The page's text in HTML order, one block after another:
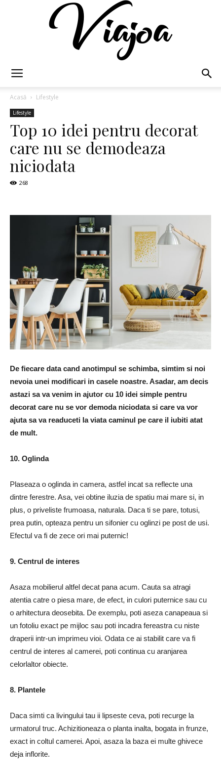
Acasă Lifestyle
Lifestyle
Top 10 idei pentru decorat
care nu se demodeaza
niciodata
268
De fiecare data cand anotimpul se schimba, simtim si noi
nevoia unei modificari in casele noastre. Asadar, am decis
astazi sa va venim in ajutor cu 10 idei simple pentru
decorat care nu se vor demoda niciodata si care va vor
ajuta sa va readuceti la viata caminul pe care il iubiti atat
de mult.
10. Oglinda
Plaseaza o oglinda in camera, astfel incat sa reflecte una
dintre ferestre. Asa, vei obtine iluzia de spatiu mai mare si, in
plus, o priveliste frumoasa, naturala. Daca ti se pare, totusi,
prea putin, opteaza pentru un sifonier cu oglinzi pe post de usi.
Efectul va fi de zece ori mai puternic!
9. Centrul de interes
Asaza mobilierul altfel decat pana acum. Cauta sa atragi
atentia catre o piesa mare, de efect, in culori puternice sau cu
o arhitectura deosebita. De exemplu, poti aseza canapeaua si
un fotoliu exact pe mijloc sau poti incadra fereastra cu niste
draperii intr-un imprimeu vioi. Odata ce ai stabilit care va fi
centrul de interes al camerei, poti continua cu aranjarea
celorlaltor obiecte.
8. Plantele
Daca simti ca livingului tau ii lipseste ceva, poti recurge la
urmatorul truc. Achizitioneaza o planta inalta, bogata in frunze,
exact in coltul camerei. Apoi, asaza la baza ei multe ghivece
deja inflorite.